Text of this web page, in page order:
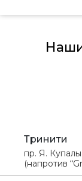
Тринити
пр. Я.
(напротив